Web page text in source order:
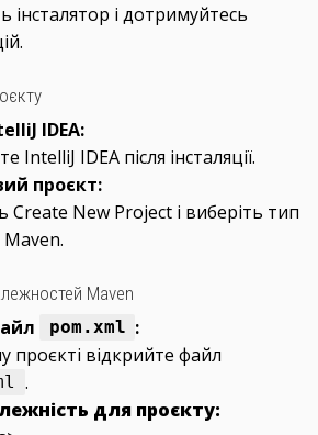
інсталятор і дотримуйтесь
IDEA:
IntelliJ IDEA після інсталяції.
проєкт:
Create New Project і виберіть тип
Maven
pom.xml :
проєкті відкрийте файл
.
для проєкту: